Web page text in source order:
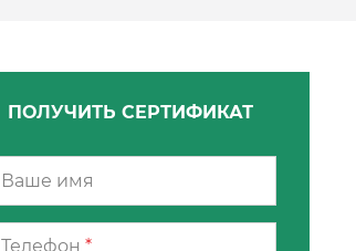
ПОЛУЧИТЬ СЕРТИФИКАТ
Телефон *